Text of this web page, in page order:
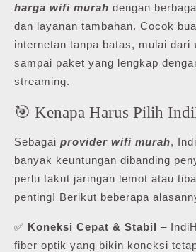
harga wifi murah dengan
dan layanan tambahan. Cocok
internetan tanpa batas, mulai dari
sampai paket yang lengkap
streaming.
🎯 Kenapa Harus Pilih
Sebagai provider wifi murah,
banyak keuntungan dibanding
perlu takut jaringan lemot atau
penting! Berikut beberapa
✅ Koneksi Cepat & Stabil –
fiber optik yang bikin koneksi